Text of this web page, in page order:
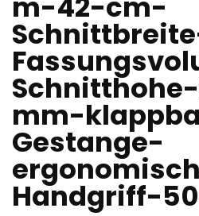
mm-
Gestange-
Handgriff-